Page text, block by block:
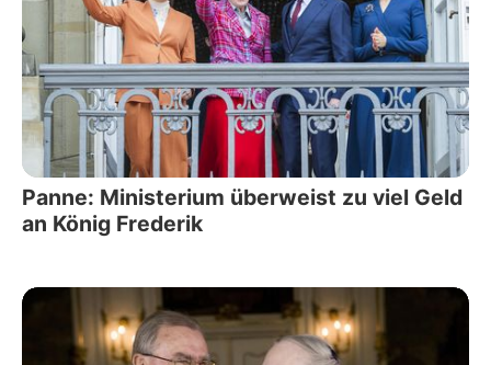
Panne: Ministerium überweist zu viel Geld
an König Frederik